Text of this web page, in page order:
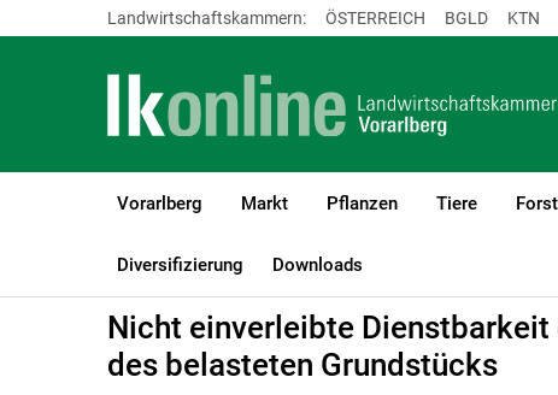
Landwirtschaftskammern: ÖSTERREICH BGLD KTN
Vorarlberg Markt Pflanzen Tiere Forst
Diversifizierung Downloads
LK Vorarlberg Recht & Steuer Grundeigentum
Nicht einverleibte
des belasteten Grundstücks